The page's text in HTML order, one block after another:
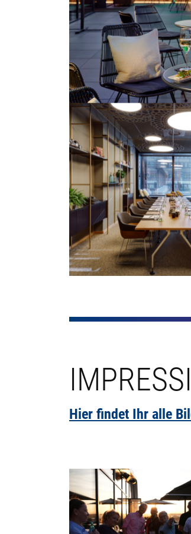
Hier findet Ihr alle